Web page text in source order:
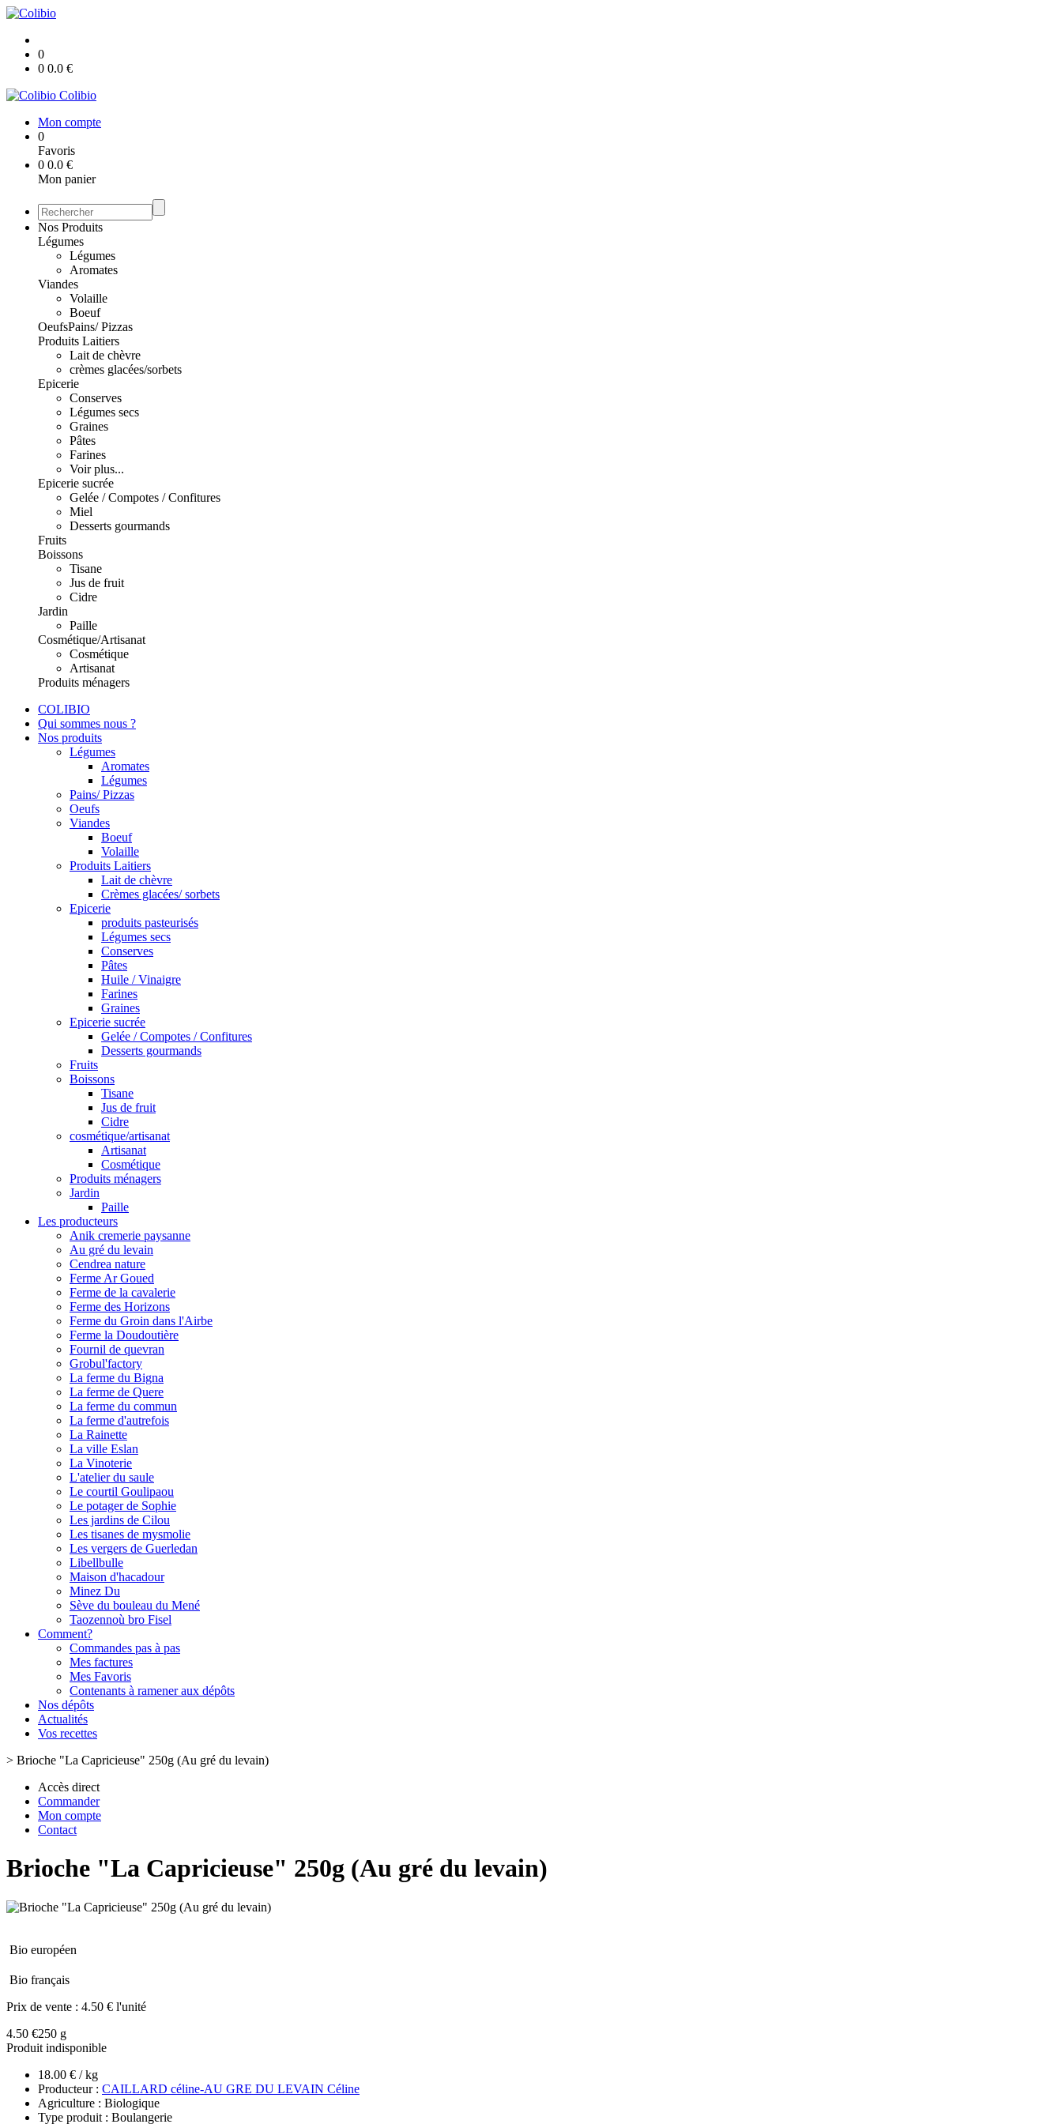
0
0 0.0 €
Colibio
Mon compte
0
Favoris
0 0.0 €
Mon panier
Nos Produits
Légumes
Légumes
Aromates
Viandes
Volaille
Boeuf
OeufsPains/ Pizzas
Produits Laitiers
Lait de chèvre
crèmes glacées/sorbets
Epicerie
Conserves
Légumes secs
Graines
Pâtes
Farines
Voir plus...
Epicerie sucrée
Gelée / Compotes / Confitures
Miel
Desserts gourmands
Fruits
Boissons
Tisane
Jus de fruit
Cidre
Jardin
Paille
Cosmétique/Artisanat
Cosmétique
Artisanat
Produits ménagers
COLIBIO
Qui sommes nous ?
Nos produits
Légumes
Aromates
Légumes
Pains/ Pizzas
Oeufs
Viandes
Boeuf
Volaille
Produits Laitiers
Lait de chèvre
Crèmes glacées/ sorbets
Epicerie
produits pasteurisés
Légumes secs
Conserves
Pâtes
Huile / Vinaigre
Farines
Graines
Epicerie sucrée
Gelée / Compotes / Confitures
Desserts gourmands
Fruits
Boissons
Tisane
Jus de fruit
Cidre
cosmétique/artisanat
Artisanat
Cosmétique
Produits ménagers
Jardin
Paille
Les producteurs
Anik cremerie paysanne
Au gré du levain
Cendrea nature
Ferme Ar Goued
Ferme de la cavalerie
Ferme des Horizons
Ferme du Groin dans l'Airbe
Ferme la Doudoutière
Fournil de quevran
Grobul'factory
La ferme du Bigna
La ferme de Quere
La ferme du commun
La ferme d'autrefois
La Rainette
La ville Eslan
La Vinoterie
L'atelier du saule
Le courtil Goulipaou
Le potager de Sophie
Les jardins de Cilou
Les tisanes de mysmolie
Les vergers de Guerledan
Libellbulle
Maison d'hacadour
Minez Du
Sève du bouleau du Mené
Taozennoù bro Fisel
Comment?
Commandes pas à pas
Mes factures
Mes Favoris
Contenants à ramener aux dépôts
Nos dépôts
Actualités
Vos recettes
> Brioche "La Capricieuse" 250g (Au gré du levain)
Accès direct
Commander
Mon compte
Contact
Brioche "La Capricieuse" 250g (Au gré du levain)
Bio européen
Bio français
Prix de vente : 4.50 € l'unité
4.50 €250 g
Produit indisponible
18.00 € / kg
Producteur : CAILLARD céline-AU GRE DU LEVAIN Céline
Agriculture : Biologique
Type produit : Boulangerie